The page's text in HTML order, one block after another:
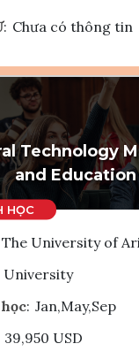
: Chưa có thông tin
Ghi danh
Tham vấn
Technology
and Education
The University of
University
: Jan,May,Sep
39,950 USD